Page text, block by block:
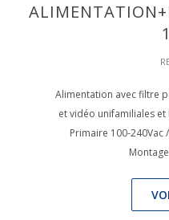
Alimentation avec filtre
et vidéo unifamiliales et
Primaire 100-240Vac